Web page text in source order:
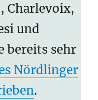
Charlevoix,
und
bereits sehr
Nördlinger
.